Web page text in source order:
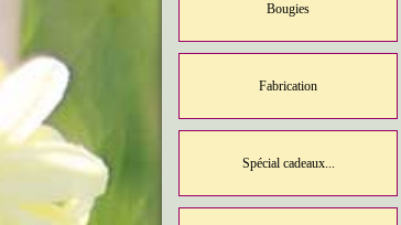
Bougies
Fabrication
Spécial cadeaux...